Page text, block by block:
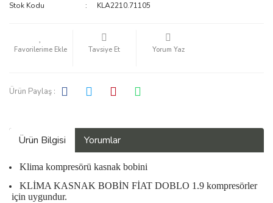
Stok Kodu
KLA2210.71105
Tavsiye Et Yorum Yaz
Ürün Paylaş :
Ürün Bilgisi Yorumlar
Klima kompresörü kasnak bobini
KLİMA KASNAK BOBİN FİAT DOBLO 1.9 kompresörler
için uygundur.